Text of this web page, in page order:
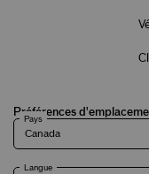
Préférences
Pays
Langue